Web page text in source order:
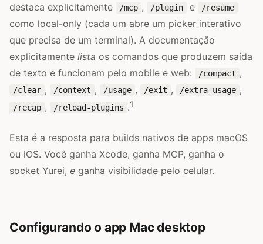
destaca explicitamente
/mcp , /plugin e /resume
como local-only (cada um abre um picker interativo
que precisa de um terminal). A documentação
explicitamente lista os comandos que produzem saída
de texto e funcionam pelo mobile e web:
/compact ,
/clear , /context , /usage , /exit , /extra-usage ,
/recap , /reload-plugins .1
Esta é a resposta para builds nativos de apps macOS
ou iOS. Você ganha Xcode, ganha MCP, ganha o
socket Yurei, e ganha visibilidade pelo celular.
Configurando o app Mac desktop